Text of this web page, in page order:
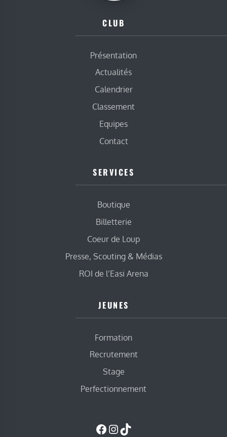
CLUB
Présentation
Actualités
Calendrier
Classement
Equipes
Contact
SERVICES
Boutique
Billetterie
Coeur de Loup
Presse, Scouting & Médias
ROI de l’Easi Arena
JEUNES
Formation
Recrutement
Stage
Perfectionnement
Facebook
Instagram
TikTok